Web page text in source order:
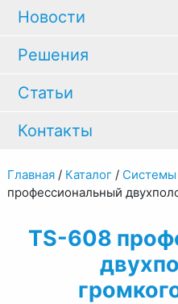
Новости
Решения
Статьи
Контакты
Главная/ Каталог/ Системы
профессиональный
TS-608